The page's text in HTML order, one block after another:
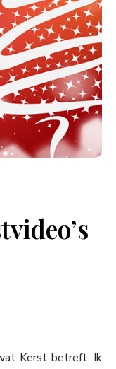
Kerst betreft. Ik